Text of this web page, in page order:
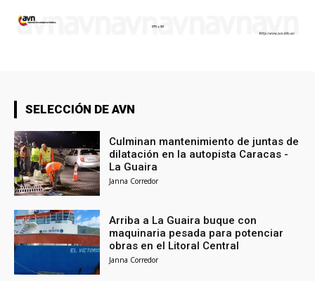
SELECCIÓN DE AVN
Culminan mantenimiento de juntas de
dilatación en la autopista Caracas -
La Guaira
Janna Corredor
Arriba a La Guaira buque con
maquinaria pesada para potenciar
obras en el Litoral Central
Janna Corredor